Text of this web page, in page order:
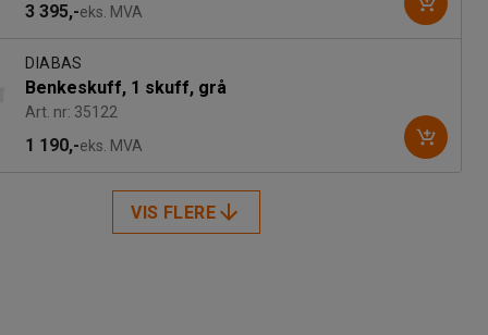
3 395,-eks. MVA
DIABAS
Benkeskuff, 1 skuff, grå
Art. nr: 35122
1 190,-eks. MVA
VIS FLERE